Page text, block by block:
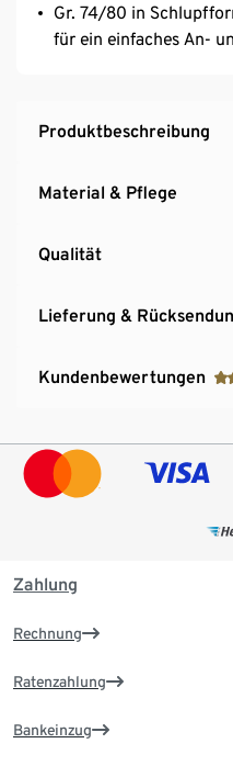
Gr. 74/80 in
für ein einfaches An-
Produktbeschreibung
Material & Pflege
Qualität
Lieferung &
Kundenbewertungen
Zahlung
Rechnung
Ratenzahlung
Bankeinzug